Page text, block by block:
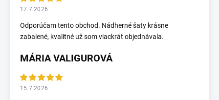
17.7.2026
Odporúčam tento obchod. Nádherné šaty krásne
zabalené, kvalitné už som viackrát objednávala.
MÁRIA VALIGUROVÁ
15.7.2026